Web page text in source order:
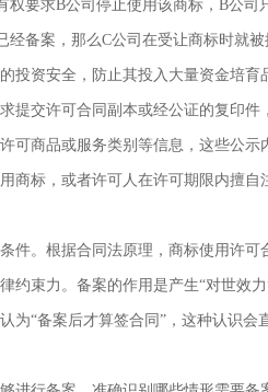
权要求B公司停止使用该商标，B公
备案，那么C公司在受让商标时就
投资安全，防止其投入大量资金培育
提交许可合同副本或经公证的复印件
可商品或服务类别等信息，这些公
商标，或者许可人在许可期限内擅
件。根据合同法原理，商标使用许
约束力。备案的作用是产生“对世效
为“备案后才算签合同”，这种认识会